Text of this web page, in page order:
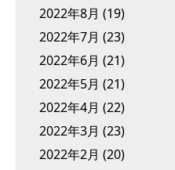
2022年8月 (19)
2022年7月 (23)
2022年6月 (21)
2022年5月 (21)
2022年4月 (22)
2022年3月 (23)
2022年2月 (20)